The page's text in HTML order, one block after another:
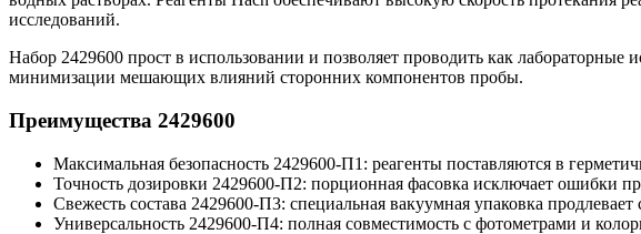
исследований.
Набор 2429600 прост в использовании и позволяет проводить как
минимизации мешающих влияний сторонних компонентов пробы.
Преимущества 2429600
Максимальная безопасность 2429600-П1: реагенты поставляются в
Точность дозировки 2429600-П2: порционная фасовка исключает ошибки
Свежесть состава 2429600-П3: специальная вакуумная упаковка
Универсальность 2429600-П4: полная совместимость с фотометрами и